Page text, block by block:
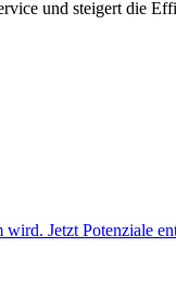
und steigert die
Jetzt Potenziale